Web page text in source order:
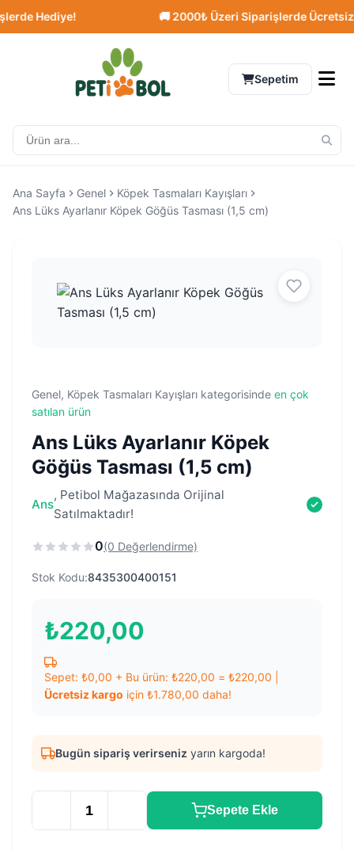
Hediye! 🚚 2000₺ Üzeri Siparişlerde Ücretsiz
Sepetim
Ana Sayfa Genel
Köpek Tasmaları Kayışları
Ans Lüks Ayarlanır Köpek Göğüs Tasması (1,5 cm)
Genel, Köpek Tasmaları Kayışları kategorisinde en çok
satılan ürün
Ans Lüks Ayarlanır Köpek
Göğüs Tasması (1,5 cm)
Ans
, Petibol Mağazasında Orijinal
Satılmaktadır!
0(0 Değerlendirme)
Stok Kodu:8435300400151
₺220,00
Sepet: ₺0,00 + Bu ürün: ₺220,00 = ₺220,00
Ücretsiz kargo için ₺1.780,00 daha!
Bugün sipariş verirseniz yarın kargoda!
Sepete Ekle